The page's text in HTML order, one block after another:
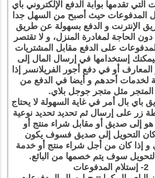
تقدمها بوابة الدفع الإلكتروني باي
المدفوعات حيث أصبح من السهل جدا
الإنترنت و الدفع بسهولة عن طريق
الحاجة لمغادرة المنزل، و لا تقتصر
على الدفع مقابل المشتريات
إستخدامها في إرسال المال إلى
المعارف أو في دفع أجور الفريلانسر إذا
لخدمات أحدهم و أيضا في الدفع من
مثل متجر جوجل بلاي.
باي بال أمر في غاية السهولة لا يحتاج
على إرسال ثم تحديد تحديد نوعية
هو إلى صديق أو مقابل شراء منتج أو
كان التحويل إلى صديق فسوف يكون
و إذا كان من أجل شراء منتج أو خدمة
سوف يتم خصمها من البائع.
2- إستلام المدفوعات